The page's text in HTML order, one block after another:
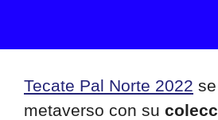
Tecate Pal Norte 2022
metaverso con su